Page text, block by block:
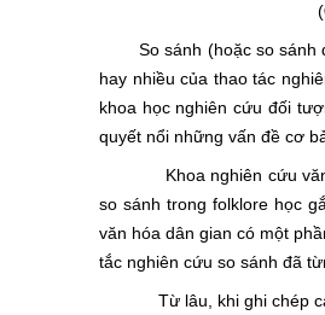
(
So sánh (hoặc so sánh
hay nhiều của thao tác
khoa học nghiên cứu đối
quyết nổi những vấn đề cơ
Khoa nghiên cứu văn
so sánh trong folklore học
văn hóa dân gian có một
tắc nghiên cứu so sánh đã
Từ lâu, khi ghi chép các